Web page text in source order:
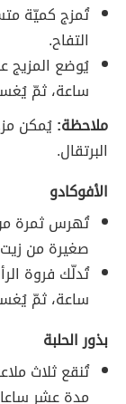
تُمزج كميّة
التفاح.
يُوضع المزيج
ساعة، ثمّ
ملاحظة:يُمكن
البرتقال.
الأفوكادو
تُهرس ثمرة
صغيرة من زيت
تُدلّك فروة
ساعة، ثمّ
بذور الحلبة
تُنقع ثلاث
مدة عشر